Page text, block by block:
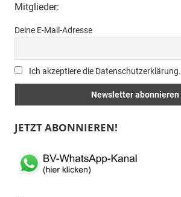
Mitglieder:
Deine E-Mail-Adresse
Ich akzeptiere die Datenschutzerklärung.
JETZT ABONNIEREN!